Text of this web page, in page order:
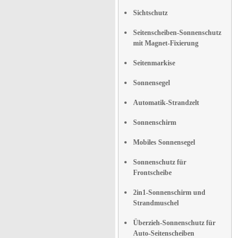
Sichtschutz
Seitenscheiben-Sonnenschutz
mit Magnet-Fixierung
Seitenmarkise
Sonnensegel
Automatik-Strandzelt
Sonnenschirm
Mobiles Sonnensegel
Sonnenschutz für
Frontscheibe
2in1-Sonnenschirm und
Strandmuschel
Überzieh-Sonnenschutz für
Auto-Seitenscheiben